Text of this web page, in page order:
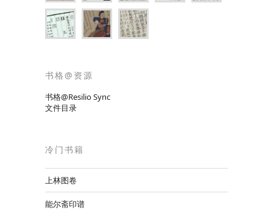
书格@资源
书格@Resilio Sync
文件目录
冷门书籍
上林图卷
能尔斋印谱